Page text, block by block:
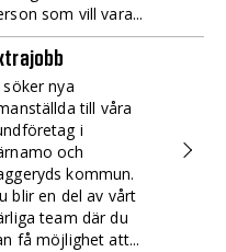
som vill vara...
söker nya
till våra
i
och
kommun.
blir en del av vårt
team där du
få möjlighet att...